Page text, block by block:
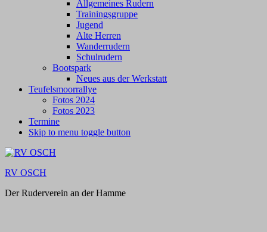
Allgemeines Rudern
Trainingsgruppe
Jugend
Alte Herren
Wanderrudern
Schulrudern
Bootspark
Neues aus der Werkstatt
Teufelsmoorrallye
Fotos 2024
Fotos 2023
Termine
Skip to menu toggle button
RV OSCH
Der Ruderverein an der Hamme